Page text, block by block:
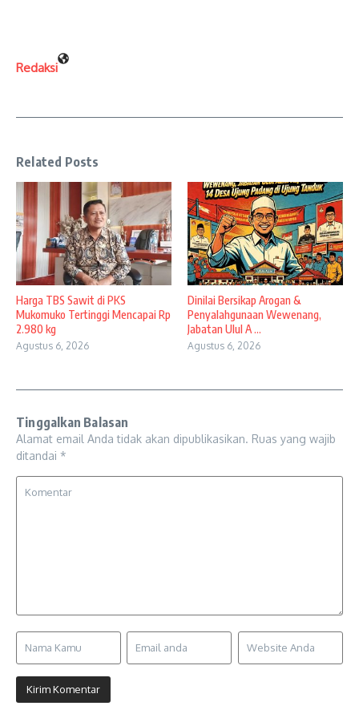
Redaksi
Related Posts
Harga TBS Sawit di PKS
Mukomuko Tertinggi Mencapai Rp
2.980 kg
Agustus 6, 2026
Dinilai Bersikap Arogan &
Penyalahgunaan Wewenang,
Jabatan Ulul A ...
Agustus 6, 2026
Tinggalkan Balasan
Alamat email Anda tidak akan dipublikasikan. Ruas yang wajib
ditandai *